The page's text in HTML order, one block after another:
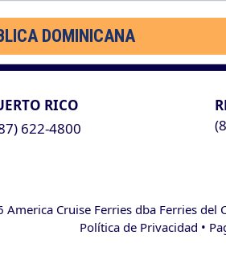
DOMINICANA
RICO
622-4800
Cruise Ferries dba Ferries del
Política de Privacidad •